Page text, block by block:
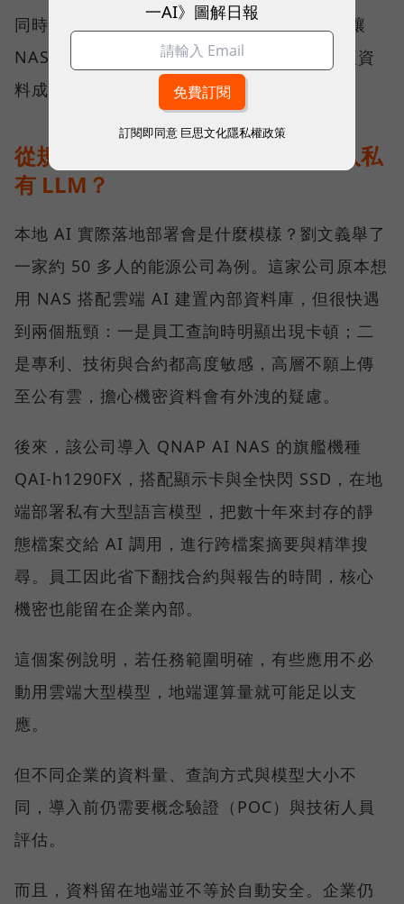
同時 QNAP 也在軟體端也持續開發，目標是讓
NAS 裡的資料更有效率地被 AI 工具調用，讓資
料成為有價值的知識。
從規格走到現場：能源公司如何導入私
有 LLM？
本地 AI 實際落地部署會是什麼模樣？劉文義舉了
一家約 50 多人的能源公司為例。這家公司原本想
用 NAS 搭配雲端 AI 建置內部資料庫，但很快遇
到兩個瓶頸：一是員工查詢時明顯出現卡頓；二
是專利、技術與合約都高度敏感，高層不願上傳
至公有雲，擔心機密資料會有外洩的疑慮。
後來，該公司導入 QNAP AI NAS 的旗艦機種
QAI-h1290FX，搭配顯示卡與全快閃 SSD，在地
端部署私有大型語言模型，把數十年來封存的靜
態檔案交給 AI 調用，進行跨檔案摘要與精準搜
尋。員工因此省下翻找合約與報告的時間，核心
機密也能留在企業內部。
這個案例說明，若任務範圍明確，有些應用不必
動用雲端大型模型，地端運算量就可能足以支
應。
但不同企業的資料量、查詢方式與模型大小不
同，導入前仍需要概念驗證（POC）與技術人員
評估。
而且，資料留在地端並不等於自動安全。企業仍
一AI》圖解日報
訂閱即同意 巨思文化隱私權政策